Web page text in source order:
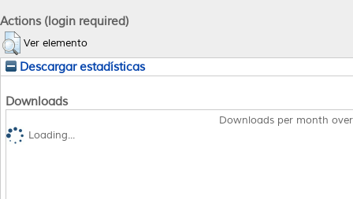
Actions (login required)
Ver elemento
Descargar estadísticas
Downloads
Downloads per month
Loading...